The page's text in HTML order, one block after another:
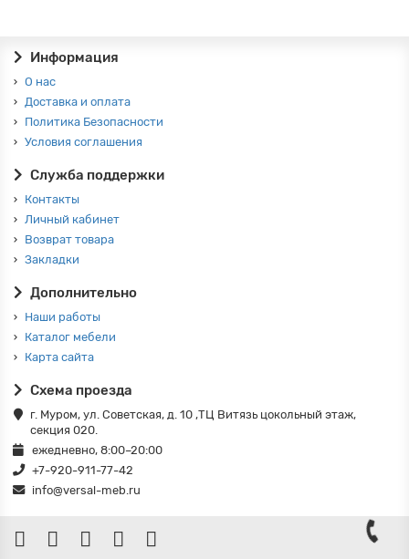
Информация
О нас
Доставка и оплата
Политика Безопасности
Условия соглашения
Служба поддержки
Контакты
Личный кабинет
Возврат товара
Закладки
Дополнительно
Наши работы
Каталог мебели
Карта сайта
Схема проезда
г. Муром, ул. Советская, д. 10 ,ТЦ Витязь цокольный этаж,
секция 020.
ежедневно, 8:00–20:00
+7-920-911-77-42
info@versal-meb.ru